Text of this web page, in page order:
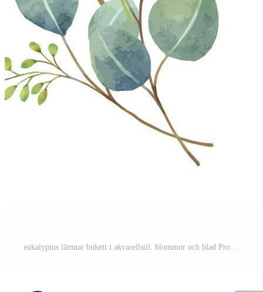
eukalyptus lämnar bukett i akvarellstil. blommor och blad Pro Vektor